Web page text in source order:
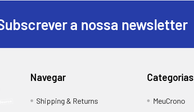
a nossa newsletter
Navegar
Shipping & Returns
Categorias
MeuCrono